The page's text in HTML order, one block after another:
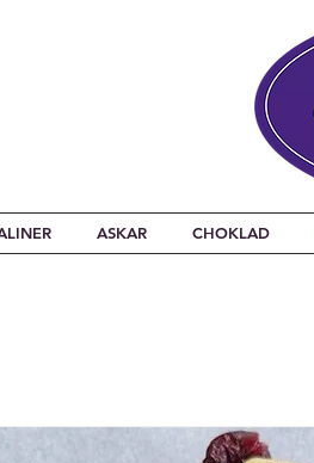
ASKAR CHOKLAD